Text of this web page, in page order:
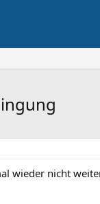
wieder nicht